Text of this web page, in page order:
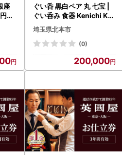
座
分
ネ
ぐい呑 黒白ペア 丸 七宝 |
ぐい呑み 食器 Kenichi Ko
ndo
埼玉県北本市
(0)
200,000